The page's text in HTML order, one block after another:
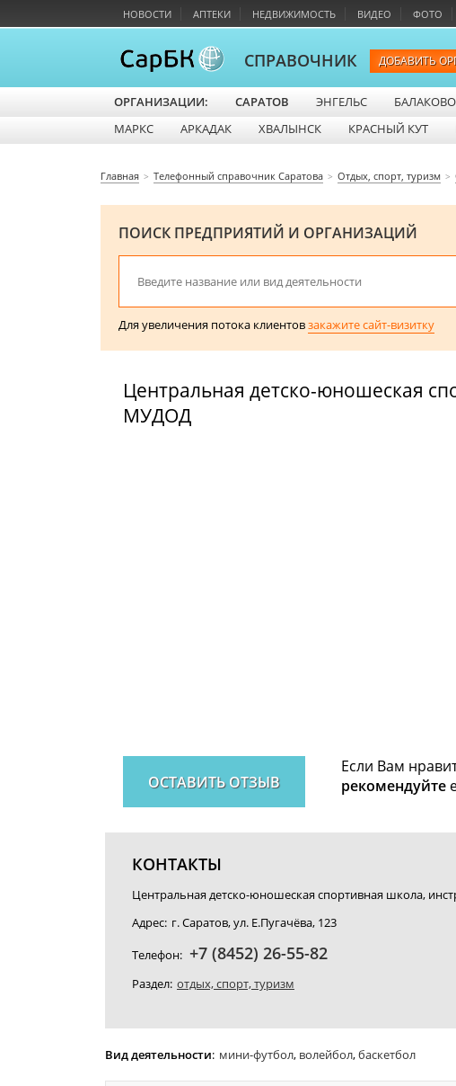
НОВОСТИ АПТЕКИ НЕДВИЖИМОСТЬ ВИДЕО ФОТО
СПРАВОЧНИК ДОБАВИТЬ
ОРГАНИЗАЦИИ: САРАТОВ ЭНГЕЛЬС БАЛАКОВО
МАРКС
АРКАДАК ХВАЛЫНСК КРАСНЫЙ КУТ
Главная Телефонный справочник Саратова Отдых, спорт, туризм
ПОИСК ПРЕДПРИЯТИЙ И ОРГАНИЗАЦИЙ
Для увеличения потока клиентовзакажите сайт-визитку
Центральная детско-юношеская
МУДОД
ОСТАВИТЬ ОТЗЫВ
Если Вам
рекомендуйте
КОНТАКТЫ
Центральная детско-юношеская спортивная школа,
Адрес: г. Саратов, ул. Е.Пугачёва, 123
Телефон: +7 (8452) 26-55-82
Раздел: отдых, спорт, туризм
Вид деятельности: мини-футбол, волейбол,баскетбол